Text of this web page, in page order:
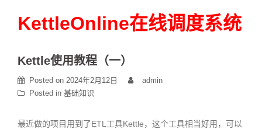
KettleOnline在线调度系统
Kettle使用教程（一）
Posted on 2024年2月12日
admin
Posted in 基础知识
最近做的项目用到了ETL工具Kettle，这个工具相当好用，可以